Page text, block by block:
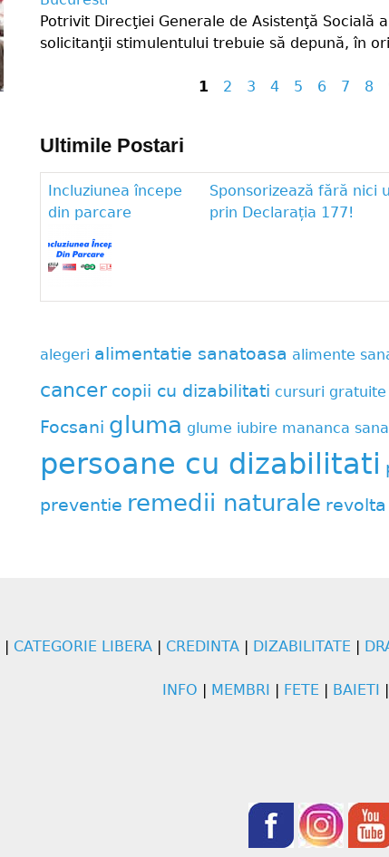
Potrivit Direcţiei Generale de Asistenţă Socială
solicitanţii stimulentului trebuie să depună, în
1 2 3 4 5 6 7 8
Ultimile Postari
Incluziunea începe
din parcare
Sponsorizează fără nici
prin Declarația 177!
alegeri alimentatie sanatoasa alimente
cancer copii cu dizabilitati cursuri gratuite
Focsani gluma glume iubire mananca
persoane cu dizabilitati
preventie remedii naturale
| CATEGORIE LIBERA | CREDINTA | DIZABILITATE |
INFO | MEMBRI | FETE | BAIETI |